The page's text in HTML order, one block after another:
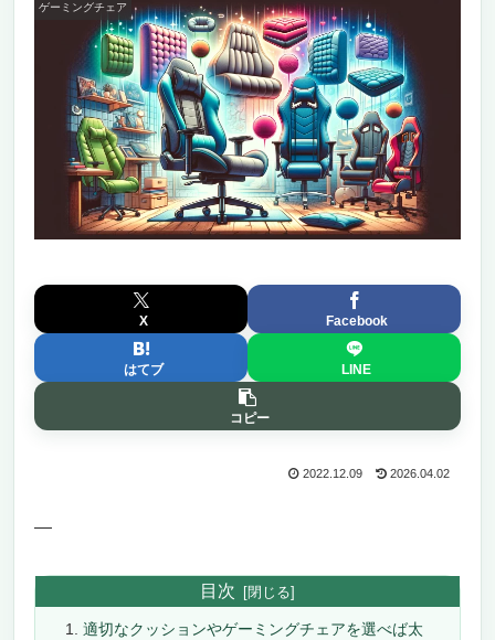
ゲーミングチェア
X Facebook
はてブ LINE
コピー
2022.12.09 2026.04.02
—
目次
適切なクッションやゲーミングチェアを選べば太